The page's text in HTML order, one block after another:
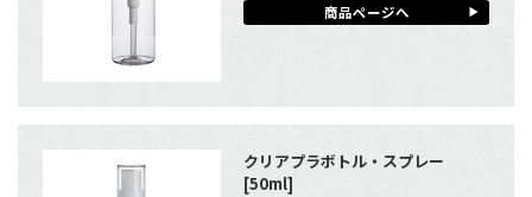
商品ページへ
クリアプラボトル・スプレー
[50ml]